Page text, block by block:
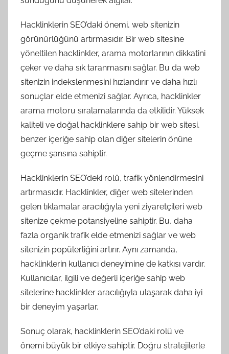
Hacklinklerin SEO’daki önemi, web sitenizin
görünürlüğünü artırmasıdır. Bir web sitesine
yöneltilen hacklinkler, arama motorlarının dikkatini
çeker ve daha sık taranmasını sağlar. Bu da web
sitenizin indekslenmesini hızlandırır ve daha hızlı
sonuçlar elde etmenizi sağlar. Ayrıca, hacklinkler
arama motoru sıralamalarında da etkilidir. Yüksek
kaliteli ve doğal hacklinklere sahip bir web sitesi,
benzer içeriğe sahip olan diğer sitelerin önüne
geçme şansına sahiptir.
Hacklinklerin SEO’deki rolü, trafik yönlendirmesini
artırmasıdır. Hacklinkler, diğer web sitelerinden
gelen tıklamalar aracılığıyla yeni ziyaretçileri web
sitenize çekme potansiyeline sahiptir. Bu, daha
fazla organik trafik elde etmenizi sağlar ve web
sitenizin popülerliğini artırır. Aynı zamanda,
hacklinklerin kullanıcı deneyimine de katkısı vardır.
Kullanıcılar, ilgili ve değerli içeriğe sahip web
sitelerine hacklinkler aracılığıyla ulaşarak daha iyi
bir deneyim yaşarlar.
Sonuç olarak, hacklinklerin SEO’daki rolü ve
önemi büyük bir etkiye sahiptir. Doğru stratejilerle